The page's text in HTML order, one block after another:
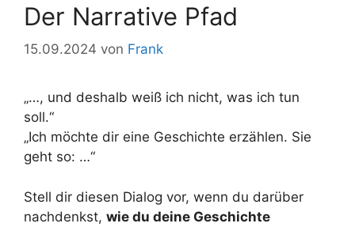
Der Narrative Pfad
15.09.2024 von Frank
„…, und deshalb weiß ich nicht, was ich tun
soll.“
„Ich möchte dir eine Geschichte erzählen. Sie
geht so: …“
Stell dir diesen Dialog vor, wenn du darüber
nachdenkst, wie du deine Geschichte